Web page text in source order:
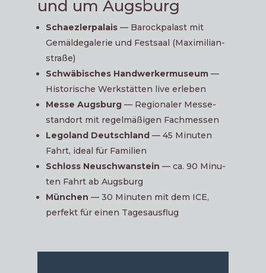
und um Augsburg
Schaez­ler­pa­lais— Barock­pa­last mit
Gemäl­de­ga­le­rie und Fest­saal (Maxi­mi­li­an­
stra­ße)
Schwä­bi­sches Hand­wer­ker­mu­se­um—
His­to­ri­sche Werk­stät­ten live erleben
Mes­se Augs­burg— Regio­na­ler Mes­se­
stand­ort mit regel­mä­ßi­gen Fachmessen
Lego­land Deutsch­land— 45 Minu­ten
Fahrt, ide­al für Familien
Schloss Neu­schwan­stein — ca. 90 Minu­
ten Fahrt ab Augsburg
Mün­chen — 30 Minu­ten mit dem ICE,
per­fekt für einen Tagesausflug